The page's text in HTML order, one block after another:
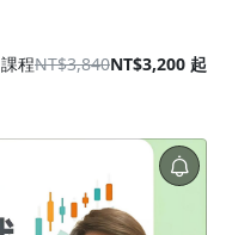
課程NT$3,840NT$3,200 起